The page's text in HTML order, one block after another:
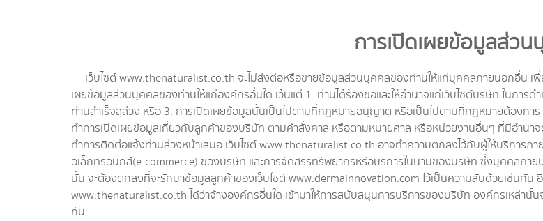
การเปิดเผยข้อมูลส่ว
เว็บไซต์ www.thenaturalist.co.th จะไม่ส่งต่อหรือขายข้อมูลส่วนบุคคลของท่านให้แก่บุคคลภายนอกอื่น เพื่
เผยข้อมูลส่วนบุคคลของท่านให้แก่องค์กรอื่นใด เว้นแต่ 1. ท่านได้ร้องขอและให้อำนาจแก่เว็บไซต์บริษัท ในกา
ท่านสำเร็จลุล่วง หรือ 3. การเปิดเผยข้อมูลนั้นเป็นไปตามที่กฎหมายอนุญาต หรือเป็นไปตามที่กฎหมายต้องกา
ทำการเปิดเผยข้อมูลเกี่ยวกับลูกค้าของบริษัท ตามคำสั่งศาล หรือตามหมายศาล หรือหน่วยงานอื่นๆ ที่มีอำนา
ทำการติดต่อแจ้งท่านล่วงหน้าเสมอ เว็บไซต์ www.thenaturalist.co.th อาจทำความตกลงไว้กับผู้ให้บริการ
อิเล็กทรอนิกส์(e-commerce) ของบริษัท และการจัดสรรทรัพยากรหรือบริการในนามของบริษัท ซึ่งบุคคลภาย
นั้น จะต้องตกลงที่จะรักษาข้อมูลลูกค้าของเว็บไซต์ www.dermainnovation.com ไว้เป็นความลับด้วยเช่น
www.thenaturalist.co.th ได้ว่าจ้างองค์กรอื่นใด เข้ามาให้การสนับสนุนการบริการของบริษัท องค์กรเหล่า
กัน